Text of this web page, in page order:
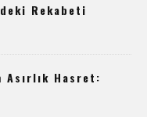
Rekabeti
Asırlık Hasret: